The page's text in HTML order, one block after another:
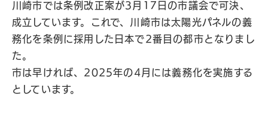
川崎市では条例改正案が3月17日の市議会で可決、
成立しています。これで、川崎市は太陽光パネルの義
務化を条例に採用した日本で2番目の都市となりまし
た。
市は早ければ、2025年の4月には義務化を実施する
としています。